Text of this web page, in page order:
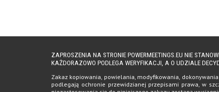
ZAPROSZENIA NA STRONIE POWERMEETINGS.EU NIE
KAŻDORAZOWO PODLEGA WERYFIKACJI, A O UDZIALE
Zakaz kopiowania, powielania, modyfikowania,
podlegają ochronie przewidzianej przepisami prawa, w